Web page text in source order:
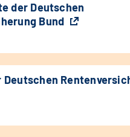
der Deutschen
Bund
Deutschen